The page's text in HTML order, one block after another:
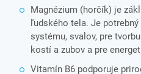
Magnézium (horčík) je
ľudského tela. Je
systému, svalov, pre
kostí a zubov a pre
Vitamín B6 podporuje